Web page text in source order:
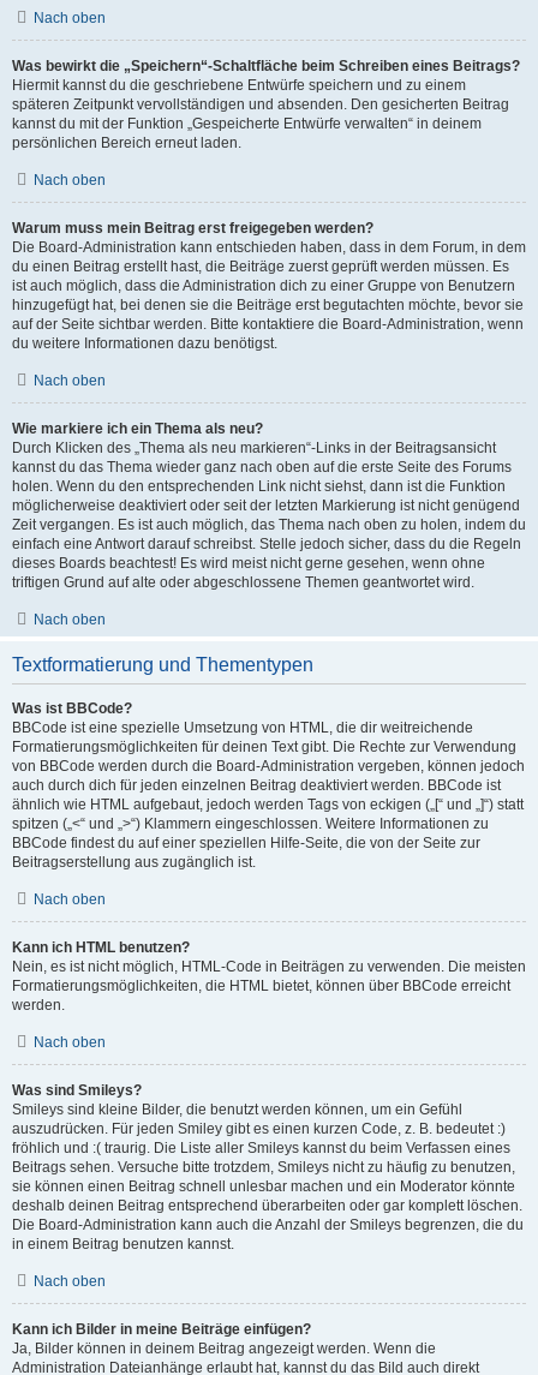
Nach oben
Was bewirkt die „Speichern“-Schaltfläche beim Schreiben eines Beitrags?
Hiermit kannst du die geschriebene Entwürfe speichern und zu einem
späteren Zeitpunkt vervollständigen und absenden. Den gesicherten Beitrag
kannst du mit der Funktion „Gespeicherte Entwürfe verwalten“ in deinem
persönlichen Bereich erneut laden.
Nach oben
Warum muss mein Beitrag erst freigegeben werden?
Die Board-Administration kann entschieden haben, dass in dem Forum, in dem
du einen Beitrag erstellt hast, die Beiträge zuerst geprüft werden müssen. Es
ist auch möglich, dass die Administration dich zu einer Gruppe von Benutzern
hinzugefügt hat, bei denen sie die Beiträge erst begutachten möchte, bevor sie
auf der Seite sichtbar werden. Bitte kontaktiere die Board-Administration, wenn
du weitere Informationen dazu benötigst.
Nach oben
Wie markiere ich ein Thema als neu?
Durch Klicken des „Thema als neu markieren“-Links in der Beitragsansicht
kannst du das Thema wieder ganz nach oben auf die erste Seite des Forums
holen. Wenn du den entsprechenden Link nicht siehst, dann ist die Funktion
möglicherweise deaktiviert oder seit der letzten Markierung ist nicht genügend
Zeit vergangen. Es ist auch möglich, das Thema nach oben zu holen, indem du
einfach eine Antwort darauf schreibst. Stelle jedoch sicher, dass du die Regeln
dieses Boards beachtest! Es wird meist nicht gerne gesehen, wenn ohne
triftigen Grund auf alte oder abgeschlossene Themen geantwortet wird.
Nach oben
Textformatierung und Thementypen
Was ist BBCode?
BBCode ist eine spezielle Umsetzung von HTML, die dir weitreichende
Formatierungsmöglichkeiten für deinen Text gibt. Die Rechte zur Verwendung
von BBCode werden durch die Board-Administration vergeben, können jedoch
auch durch dich für jeden einzelnen Beitrag deaktiviert werden. BBCode ist
ähnlich wie HTML aufgebaut, jedoch werden Tags von eckigen („[“ und „]“) statt
spitzen („<“ und „>“) Klammern eingeschlossen. Weitere Informationen zu
BBCode findest du auf einer speziellen Hilfe-Seite, die von der Seite zur
Beitragserstellung aus zugänglich ist.
Nach oben
Kann ich HTML benutzen?
Nein, es ist nicht möglich, HTML-Code in Beiträgen zu verwenden. Die meisten
Formatierungsmöglichkeiten, die HTML bietet, können über BBCode erreicht
werden.
Nach oben
Was sind Smileys?
Smileys sind kleine Bilder, die benutzt werden können, um ein Gefühl
auszudrücken. Für jeden Smiley gibt es einen kurzen Code, z. B. bedeutet :)
fröhlich und :( traurig. Die Liste aller Smileys kannst du beim Verfassen eines
Beitrags sehen. Versuche bitte trotzdem, Smileys nicht zu häufig zu benutzen,
sie können einen Beitrag schnell unlesbar machen und ein Moderator könnte
deshalb deinen Beitrag entsprechend überarbeiten oder gar komplett löschen.
Die Board-Administration kann auch die Anzahl der Smileys begrenzen, die du
in einem Beitrag benutzen kannst.
Nach oben
Kann ich Bilder in meine Beiträge einfügen?
Ja, Bilder können in deinem Beitrag angezeigt werden. Wenn die
Administration Dateianhänge erlaubt hat, kannst du das Bild auch direkt